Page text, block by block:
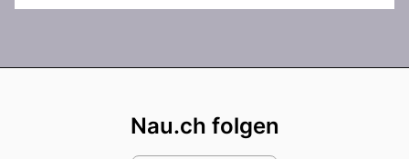
Nau.ch folgen